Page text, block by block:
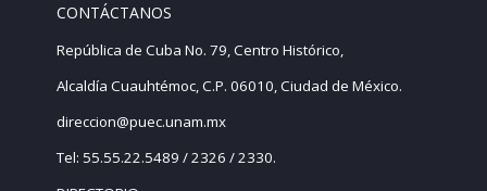
CONTÁCTANOS
República de Cuba No. 79, Centro Histórico,
Alcaldía Cuauhtémoc, C.P. 06010, Ciudad de México.
direccion@puec.unam.mx
Tel: 55.55.22.5489 / 2326 / 2330.